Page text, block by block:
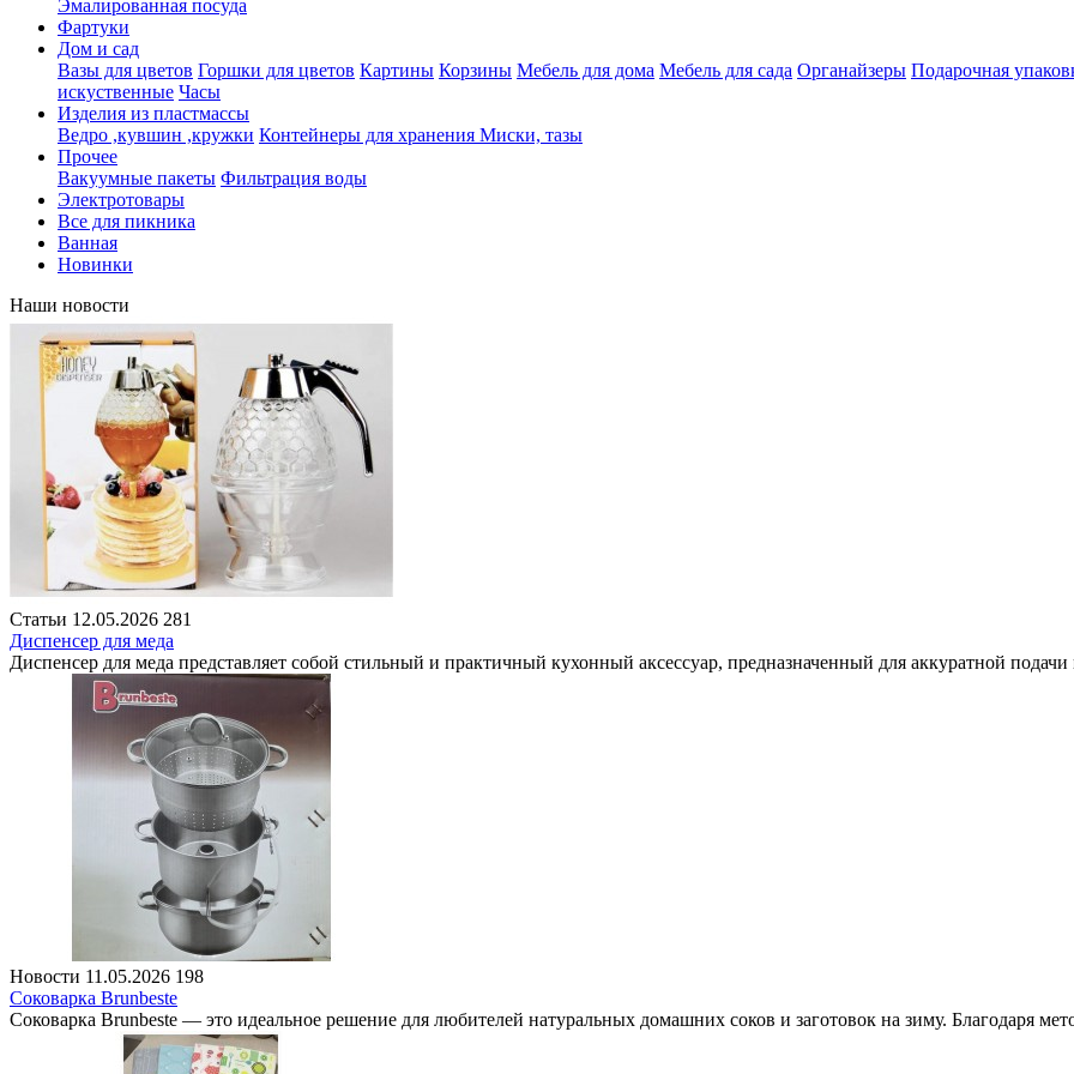
Эмалированная посуда
Фартуки
Дом и сад
Вазы для цветов Горшки для цветов Картины Корзины Мебель для дома Мебель для сада Органайзеры Подарочная
искуственные Часы
Изделия из пластмассы
Ведро ,кувшин ,кружки Контейнеры для хранения Миски, тазы
Прочее
Вакуумные пакеты Фильтрация воды
Электротовары
Все для пикника
Ванная
Новинки
Наши новости
Статьи 12.05.2026 281
Диспенсер для меда
Диспенсер для меда представляет собой стильный и практичный кухонный аксессуар, предназначенный для аккуратной
Новости 11.05.2026 198
Соковарка Brunbeste
Соковарка Brunbeste — это идеальное решение для любителей натуральных домашних соков и заготовок на зиму. Благодаря